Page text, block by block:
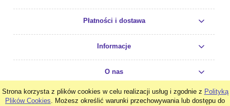
Strona korzysta z plików cookies w celu realizacji usług i zgodnie z Polityką
Plików Cookies. Możesz określić warunki przechowywania lub dostępu do
Płatności i dostawa
Informacje
O nas
pokaż pełną wersję strony